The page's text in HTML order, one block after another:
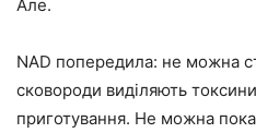
Але.
NAD попередила: не можна
сковороди виділяють
приготування. Не можна